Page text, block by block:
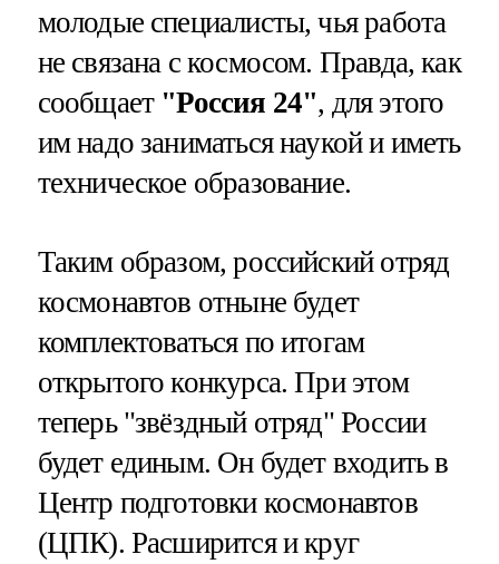
молодые специалисты, чья работа
не связана с космосом. Правда, как
сообщает "Россия 24", для этого
им надо заниматься наукой и иметь
техническое образование.
Таким образом, российский отряд
космонавтов отныне будет
комплектоваться по итогам
открытого конкурса. При этом
теперь "звёздный отряд" России
будет единым. Он будет входить в
Центр подготовки космонавтов
(ЦПК). Расширится и круг